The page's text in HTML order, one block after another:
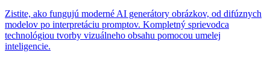
Zistite, ako fungujú moderné AI generátory obrázkov, od difúznych
modelov po interpretáciu promptov. Kompletný sprievodca
technológiou tvorby vizuálneho obsahu pomocou umelej
inteligencie.